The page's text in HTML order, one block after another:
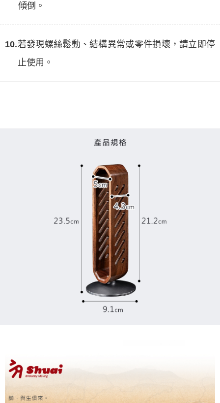
傾倒。
10.若發現螺絲鬆動、結構異常或零件損壞，請立即停
止使用。